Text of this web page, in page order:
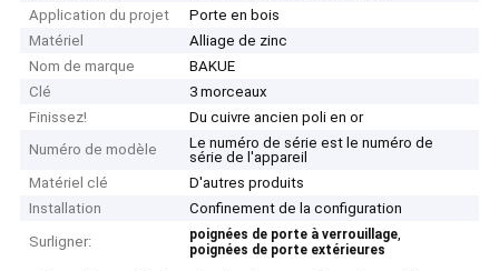
Application du projet
Porte en bois
Matériel
Alliage de zinc
Nom de marque
BAKUE
Clé
3 morceaux
Finissez!
Du cuivre ancien poli en or
Numéro de modèle
Le numéro de série est le numéro de
série de l'appareil
Matériel clé
D'autres produits
Installation
Confinement de la configuration
Surligner:
poignées de porte à verrouillage,
poignées de porte extérieures